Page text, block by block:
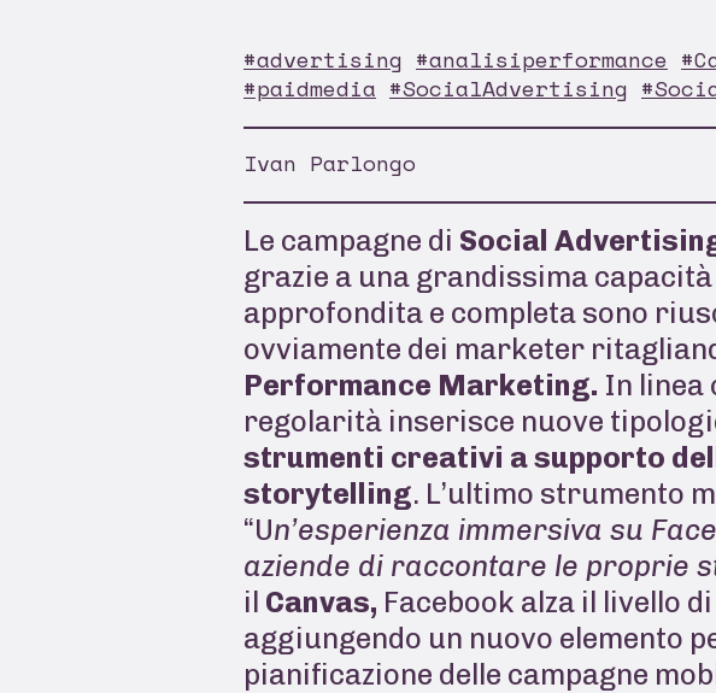
#advertising #analisiperformance
#paidmedia #SocialAdvertising
Ivan Parlongo
Le campagne di Social
grazie a una grandissima
approfondita e completa sono
ovviamente dei marketer
Performance Marketing. In linea
regolarità inserisce nuove
strumenti creativi a supporto
storytelling. L’ultimo strumento
“Un’esperienza immersiva su
aziende di raccontare le proprie
il Canvas, Facebook alza il livello
aggiungendo un nuovo elemento
pianificazione delle campagne